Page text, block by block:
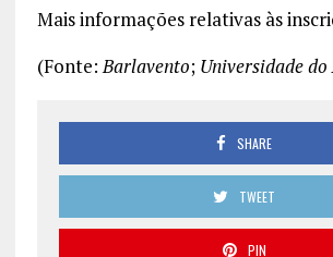
Mais informações relativas às
(Fonte:Barlavento; Universidade
SHARE
TWEET
PIN